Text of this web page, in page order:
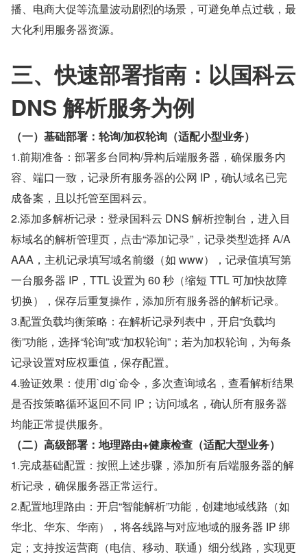
播、电商大促等流量波动剧烈的场景，可避免单点过载，最
大化利用服务器资源。
三、快速部署指南：以国科云
DNS 解析服务为例
（一）基础部署：轮询/加权轮询（适配小型业务）
1.前期准备：部署多台同构/异构后端服务器，确保服务内
容、端口一致，记录所有服务器的公网 IP，确认域名已完
成备案，且以托管至国科云。
2.添加多解析记录：登录国科云 DNS 解析控制台，进入目
标域名的解析管理页，点击“添加记录”，记录类型选择 A/A
AAA，主机记录填写域名前缀（如 www），记录值填写第
一台服务器 IP，TTL 设置为 60 秒（缩短 TTL 可加快故障
切换），保存后重复操作，添加所有服务器的解析记录。
3.配置负载均衡策略：在解析记录列表中，开启“负载均
衡”功能，选择“轮询”或“加权轮询”；若为加权轮询，为每条
记录设置对应权重值，保存配置。
4.验证效果：使用`dig`命令，多次查询域名，查看解析结果
是否按策略循环返回不同 IP；访问域名，确认所有服务器
均能正常提供服务。
（二）高级部署：地理路由+健康检查（适配大型业务）
1.完成基础配置：按照上述步骤，添加所有后端服务器的解
析记录，确保服务器正常运行。
2.配置地理路由：开启“智能解析”功能，创建地域线路（如
华北、华东、华南），将各线路与对应地域的服务器 IP 绑
定；支持按运营商（电信、移动、联通）细分线路，实现更